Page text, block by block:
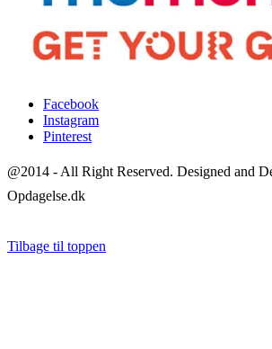
Facebook
Instagram
Pinterest
@2014 - All Right Reserved. Designed and
Opdagelse.dk
Tilbage til toppen